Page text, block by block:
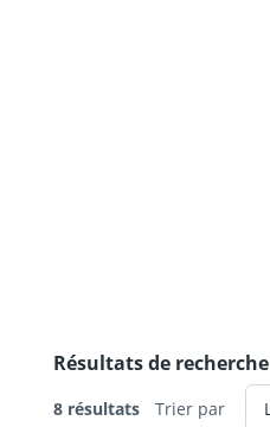
Résultats de recherche
8 résultats Trier par